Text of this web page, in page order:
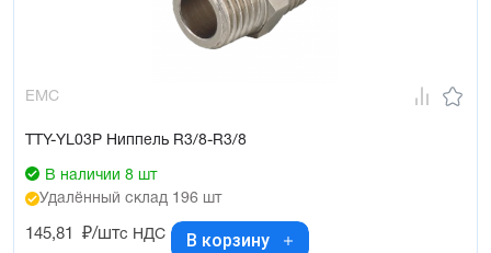
EMC
TTY-YL03P Ниппель R3/8-R3/8
В наличии 8 шт
Удалённый склад 196 шт
145,81 ₽/штс НДС В корзину